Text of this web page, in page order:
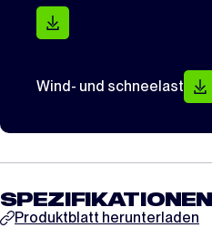
Wind- und schneelast
SPEZIFIKATIONEN
Produktblatt herunterladen